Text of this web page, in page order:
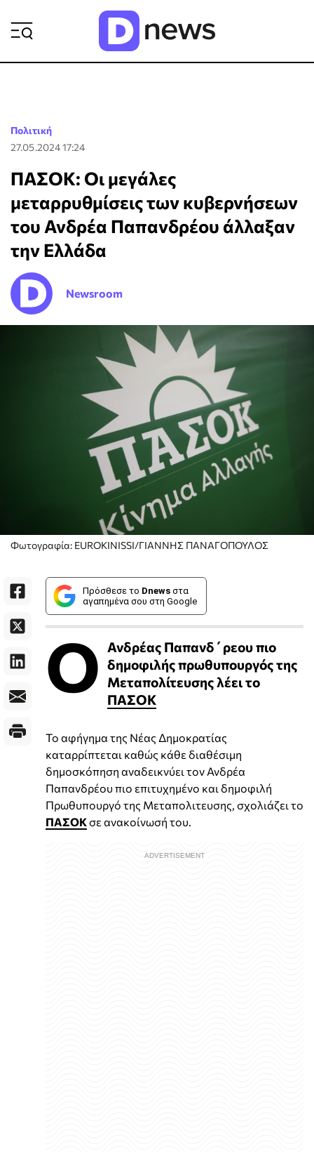
Πολιτική
27.05.2024 17:24
ΠΑΣΟΚ: Οι μεγάλες
μεταρρυθμίσεις των κυβερνήσεων
του Ανδρέα Παπανδρέου άλλαξαν
την Ελλάδα
Newsroom
Φωτογραφία: EUROKINISSI/ΓΙΑΝΝΗΣ ΠΑΝΑΓΟΠΟΥΛΟΣ
Πρόσθεσε το Dnews στα
αγαπημένα σου στη Google
Ο Ανδρέας Παπανδ΄ρεου πιο
δημοφιλής πρωθυπουργός της
Μεταπολίτευσης λέει το
ΠΑΣΟΚ
Το αφήγημα της Νέας Δημοκρατίας
καταρρίπτεται καθώς κάθε διαθέσιμη
δημοσκόπηση αναδεικνύει τον Ανδρέα
Παπανδρέου πιο επιτυχημένο και δημοφιλή
Πρωθυπουργό της Μεταπολιτευσης, σχολιάζει το
ΠΑΣΟΚσε ανακοίνωσή του.